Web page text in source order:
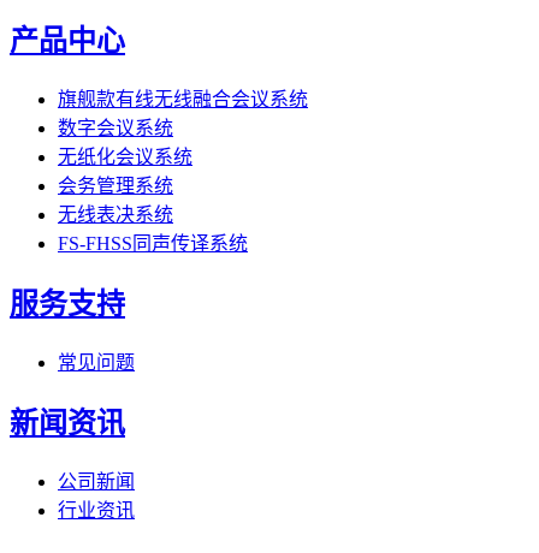
产品中心
旗舰款有线无线融合会议系统
数字会议系统
无纸化会议系统
会务管理系统
无线表决系统
FS-FHSS同声传译系统
服务支持
常见问题
新闻资讯
公司新闻
行业资讯